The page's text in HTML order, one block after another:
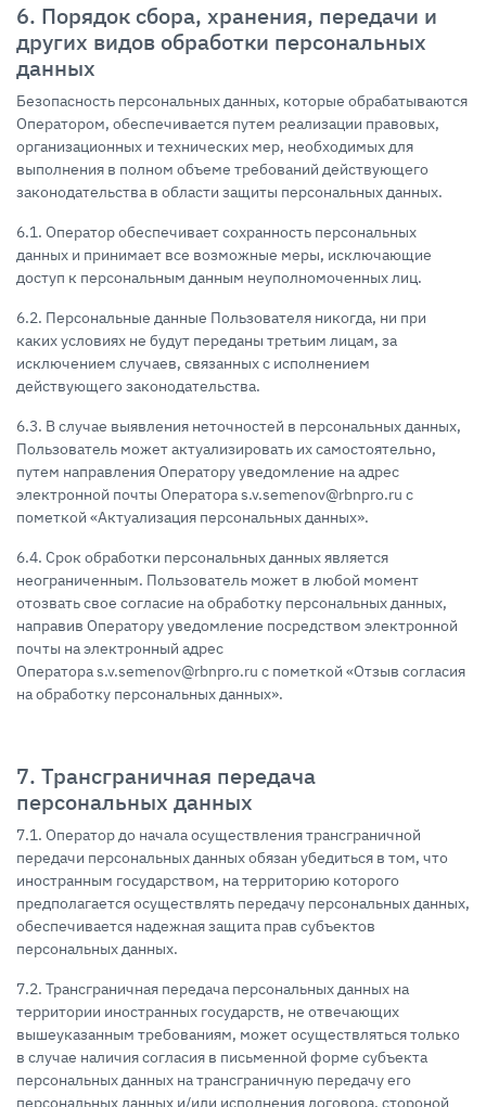
6. Порядок сбора, хранения, передачи и
других видов обработки персональных
данных
Безопасность персональных данных, которые обрабатываются
Оператором, обеспечивается путем реализации правовых,
организационных и технических мер, необходимых для
выполнения в полном объеме требований действующего
законодательства в области защиты персональных данных.
6.1. Оператор обеспечивает сохранность персональных
данных и принимает все возможные меры, исключающие
доступ к персональным данным неуполномоченных лиц.
6.2. Персональные данные Пользователя никогда, ни при
каких условиях не будут переданы третьим лицам, за
исключением случаев, связанных с исполнением
действующего законодательства.
6.3. В случае выявления неточностей в персональных данных,
Пользователь может актуализировать их самостоятельно,
путем направления Оператору уведомление на адрес
электронной почты Оператора s.v.semenov@rbnpro.ru с
пометкой «Актуализация персональных данных».
6.4. Срок обработки персональных данных является
неограниченным. Пользователь может в любой момент
отозвать свое согласие на обработку персональных данных,
направив Оператору уведомление посредством электронной
почты на электронный адрес
Оператора s.v.semenov@rbnpro.ru с пометкой «Отзыв согласия
на обработку персональных данных».
7. Трансграничная передача
персональных данных
7.1. Оператор до начала осуществления трансграничной
передачи персональных данных обязан убедиться в том, что
иностранным государством, на территорию которого
предполагается осуществлять передачу персональных данных,
обеспечивается надежная защита прав субъектов
персональных данных.
7.2. Трансграничная передача персональных данных на
территории иностранных государств, не отвечающих
вышеуказанным требованиям, может осуществляться только
в случае наличия согласия в письменной форме субъекта
персональных данных на трансграничную передачу его
персональных данных и/или исполнения договора, стороной